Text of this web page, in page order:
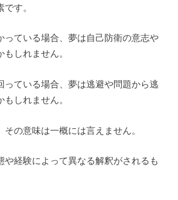
す。
っている場合、夢は自己防衛の意志や
しれません。
っている場合、夢は逃避や問題から逃
しれません。
の意味は一概には言えません。
や経験によって異なる解釈がされるも